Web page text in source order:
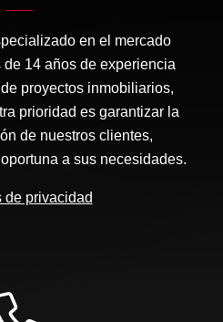
en el mercado
14 años de experiencia
proyectos inmobiliarios,
prioridad es garantizar la
de nuestros clientes,
a sus necesidades.
de privacidad